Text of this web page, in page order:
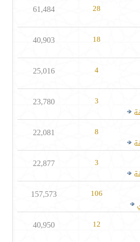
28
61,484
18
40,903
4
25,016
3
23,780
8
22,081
3
22,877
106
157,573
12
40,950